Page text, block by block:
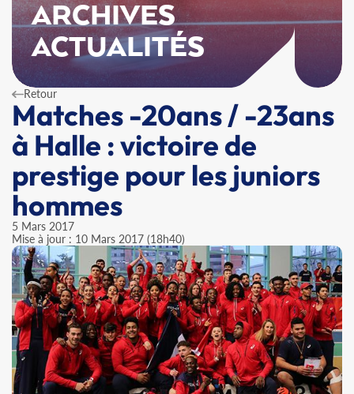
ARCHIVES
ACTUALITÉS
Retour
Matches -20ans / -23ans
à Halle : victoire de
prestige pour les juniors
hommes
5 Mars 2017
Mise à jour : 10 Mars 2017 (18h40)